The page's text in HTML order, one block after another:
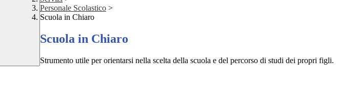
Personale Scolastico >
Scuola in Chiaro
Scuola in Chiaro
Strumento utile per orientarsi nella scelta della scuola e del percorso di studi dei propri figli.